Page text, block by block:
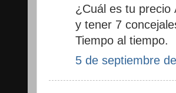
¿Cuál es tu precio
y tener 7
Tiempo al tiempo.
5 de septiembre